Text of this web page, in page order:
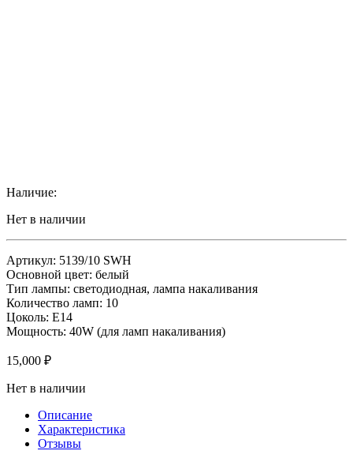
Наличие:
Нет в наличии
Артикул: 5139/10 SWH
Основной цвет: белый
Тип лампы: светодиодная, лампа накаливания
Количество ламп: 10
Цоколь: E14
Мощность: 40W (для ламп накаливания)
15,000 ₽
Нет в наличии
Описание
Характеристика
Отзывы